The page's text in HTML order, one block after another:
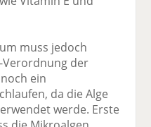
muss jedoch
der
ein
da die Alge
werde. Erste